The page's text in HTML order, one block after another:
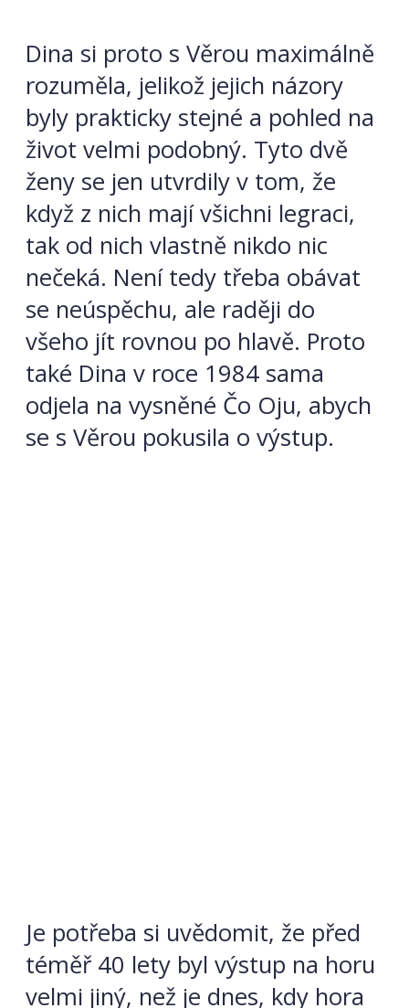
Dina si proto s Věrou maximálně
rozuměla, jelikož jejich názory
byly prakticky stejné a pohled na
život velmi podobný. Tyto dvě
ženy se jen utvrdily v tom, že
když z nich mají všichni legraci,
tak od nich vlastně nikdo nic
nečeká. Není tedy třeba obávat
se neúspěchu, ale raději do
všeho jít rovnou po hlavě. Proto
také Dina v roce 1984 sama
odjela na vysněné Čo Oju, abych
se s Věrou pokusila o výstup.
Je potřeba si uvědomit, že před
téměř 40 lety byl výstup na horu
velmi jiný, než je dnes, kdy hora